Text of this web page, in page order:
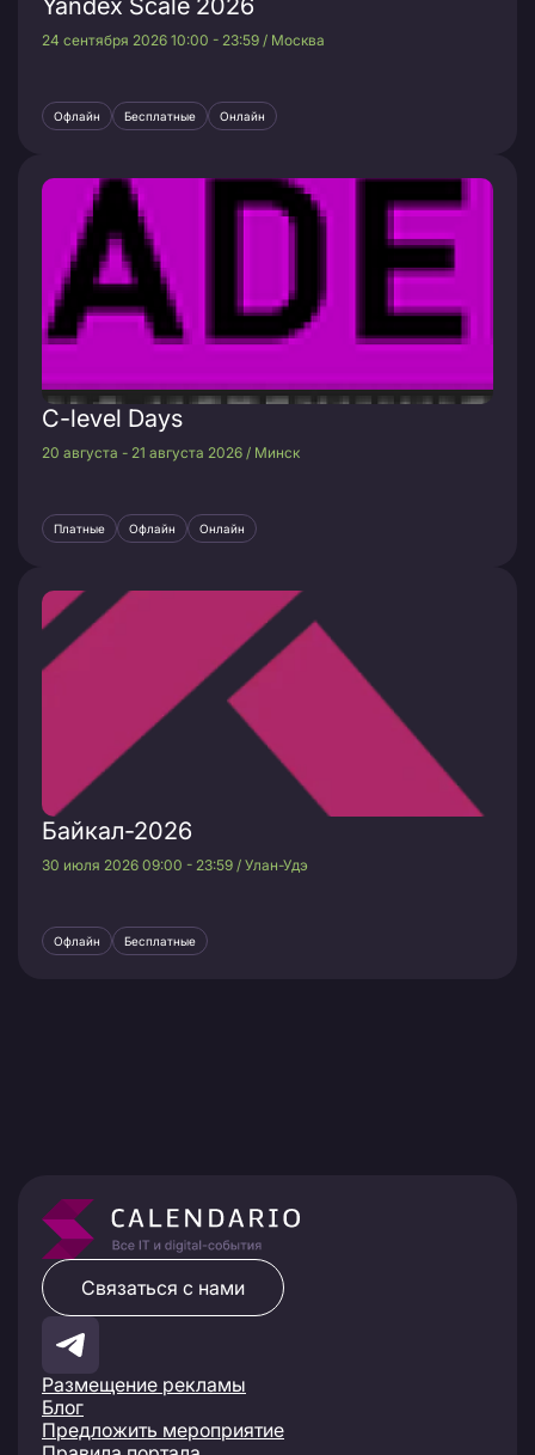
Yandex Scale 2026
24 сентября 2026 10:00 - 23:59 / Москва
Офлайн Бесплатные Онлайн
C-level Days
20 августа - 21 августа 2026 / Минск
Платные Офлайн Онлайн
Байкал-2026
30 июля 2026 09:00 - 23:59 / Улан-Удэ
Офлайн Бесплатные
Размещение рекламы
Блог
Предложить мероприятие
Связаться с нами